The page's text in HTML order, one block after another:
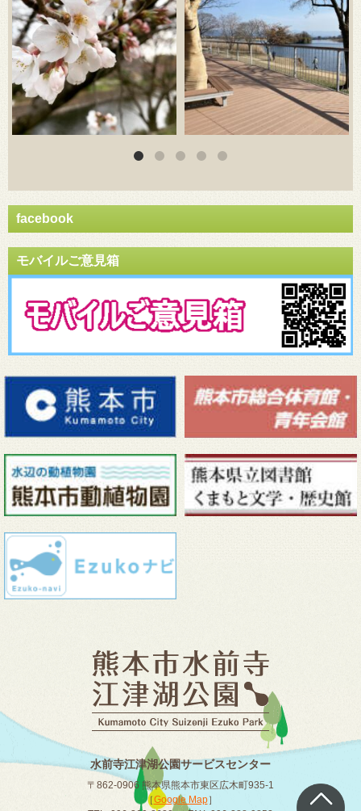
facebook
モバイルご意見箱
水前寺江津湖公園サービスセンター
〒862-0906 熊本県熊本市東区広木町935-1
［Google Map］